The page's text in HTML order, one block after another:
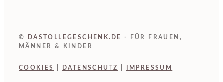
© DASTOLLEGESCHENK.DE
- FÜR FRAUEN,
MÄNNER & KINDER
COOKIES DATENSCHUTZ IMPRESSUM